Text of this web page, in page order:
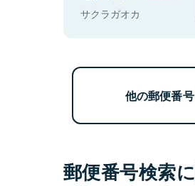
サクラガオカ
他の郵便番
郵便番号検索